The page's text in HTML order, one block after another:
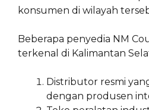
konsumen di wilayah
Beberapa penyedia NM
terkenal di Kalimantan
Distributor resmi
dengan produsen